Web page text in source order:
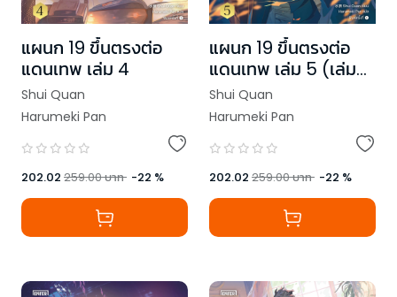
แผนก 19 ขึ้นตรงต่อ
แดนเทพ เล่ม 4
Shui Quan
Harumeki Pan
202.02 259.00บาท -22 %
แผนก 19 ขึ้นตรงต่อ
แดนเทพ เล่ม 5 (เล่ม
จบ)
Shui Quan
Harumeki Pan
202.02 259.00บาท -22 %